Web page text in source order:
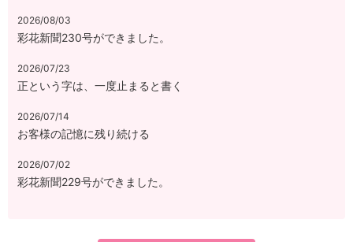
2026/08/03
彩花新聞230号ができました。
2026/07/23
正という字は、一度止まると書く
2026/07/14
お客様の記憶に残り続ける
2026/07/02
彩花新聞229号ができました。